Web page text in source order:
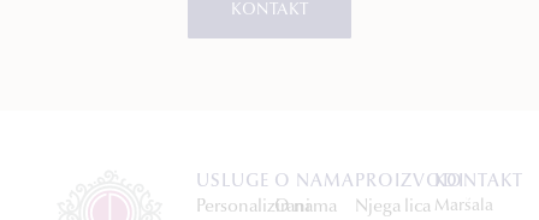
KONTAKT
USLUGE
Personalizirani
O NAMA
O nama
PROIZVODI
Njega lica
KONTAKT
Maršala